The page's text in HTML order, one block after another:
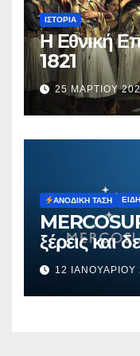
ΙΣΤΟΡΊΑ
Η Εθνική
1821
25 ΜΑΡΤΊΟΥ
ΑΝΟΔΙΚΉ ΤΆΣΗ
ξέρεις και
12 ΙΑΝΟΥΑΡΊΟΥ